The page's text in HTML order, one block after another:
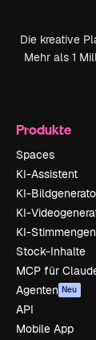
Die kreative
Mehr als 1
Produkte
Spaces
KI-Assistent
KI-
KI-
KI-
Stock-Inhalte
MCP für
Agenten Neu
API
Mobile App